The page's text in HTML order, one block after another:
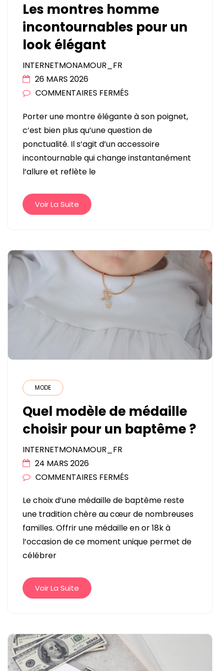
Les montres homme
incontournables pour un
look élégant
INTERNETMONAMOUR_FR
26 MARS 2026
COMMENTAIRES FERMÉS
MONTRES
HOMME
INCONTOURNABLES
POUR
Porter une montre élégante à son poignet,
c’est bien plus qu’une question de
ponctualité. Il s’agit d’un accessoire
incontournable qui change instantanément
l’allure et reflète le
Voir La Suite
MODE
Quel modèle de médaille
choisir pour un baptême ?
INTERNETMONAMOUR_FR
24 MARS 2026
COMMENTAIRES FERMÉS
MODÈLE
DE
MÉDAILLE
CHOISIR
Le choix d’une médaille de baptême reste
une tradition chère au cœur de nombreuses
familles. Offrir une médaille en or 18k à
l’occasion de ce moment unique permet de
célébrer
Voir La Suite